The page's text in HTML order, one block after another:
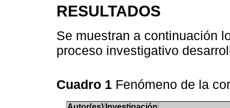
RESULTADOS
Se muestran a continuación
proceso investigativo
Cuadro 1 Fenómeno de la